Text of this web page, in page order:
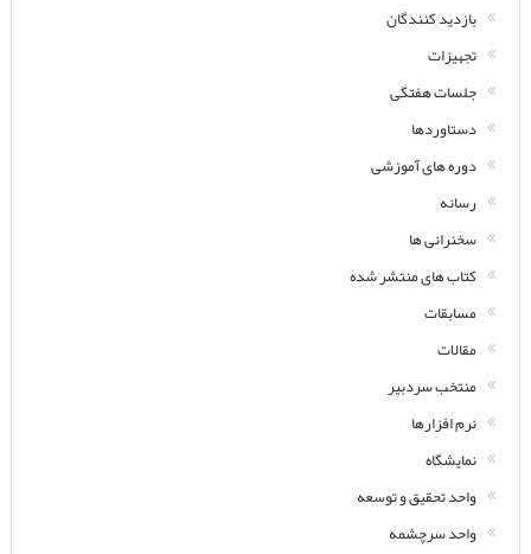
بازدید کنندگان
تجهیزات
جلسات هفتگی
دستاوردها
دوره های آموزشی
رسانه
سخنرانی ها
کتاب های منتشر شده
مسابقات
مقالات
منتخب سردبیر
نرم افزارها
نمایشگاه
واحد تحقیق و توسعه
واحد سرچشمه